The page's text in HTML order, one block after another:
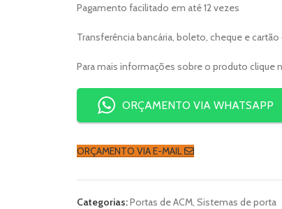
Pagamento facilitado em até 12 vezes
Transferência bancária, boleto, cheque e
Para mais informações sobre o produto clique
ORÇAMENTO VIA WHATSAPP
ORÇAMENTO VIA E-MAIL
Categorias:Portas de ACM, Sistemas de porta